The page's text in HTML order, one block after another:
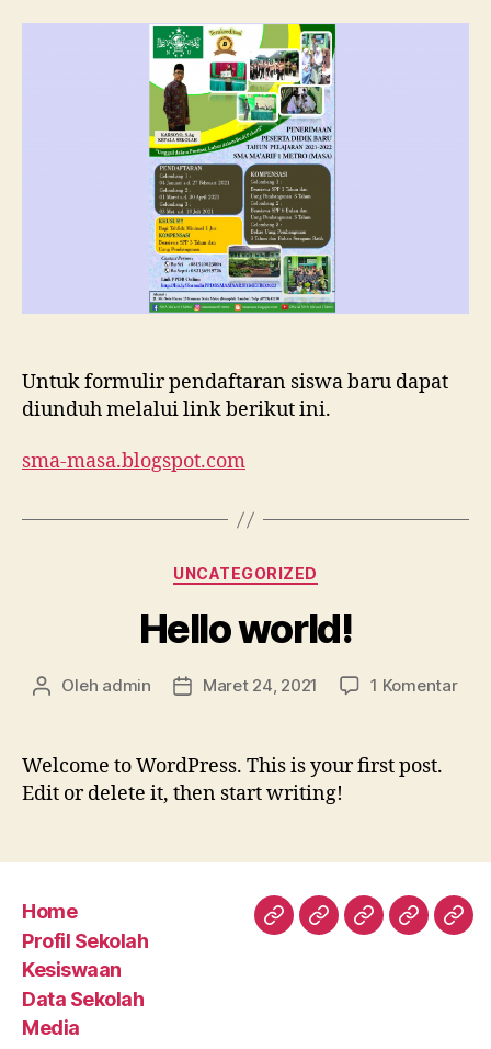
PPDB
SMA
Ma’arif
1
Metro
Tahun
Ajaran
2021/202
Untuk formulir pendaftaran siswa baru dapat
diunduh melalui link berikut ini.
sma-masa.blogspot.com
Kategori
UNCATEGORIZED
Hello world!
Penulis
Oleh admin
Tanggal
Maret 24, 2021 1 Komentar
Welcome to WordPress. This is your first post.
Edit or delete it, then start writing!
Home
Profil Sekolah
Kesiswaan
Data Sekolah
Media
HomeProfilKesiswaan
Data